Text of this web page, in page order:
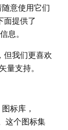
意使用它们
面提供了
息。
但我们更喜欢
量支持。
标库，
这个图标集